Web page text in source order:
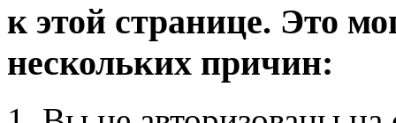
к этой странице. Это
нескольких причин: